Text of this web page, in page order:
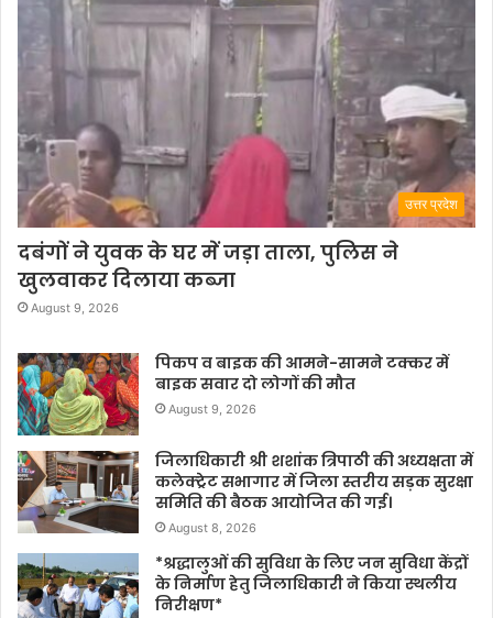
उत्तर प्रदेश
दबंगों ने युवक के घर में जड़ा ताला, पुलिस ने
खुलवाकर दिलाया कब्जा
August 9, 2026
पिकप व बाइक की आमने-सामने टक्कर में
बाइक सवार दो लोगों की मौत
August 9, 2026
जिलाधिकारी श्री शशांक त्रिपाठी की अध्यक्षता में
कलेक्ट्रेट सभागार में जिला स्तरीय सड़क सुरक्षा
समिति की बैठक आयोजित की गई।
August 8, 2026
*श्रद्धालुओं की सुविधा के लिए जन सुविधा केंद्रों
के निर्माण हेतु जिलाधिकारी ने किया स्थलीय
निरीक्षण*